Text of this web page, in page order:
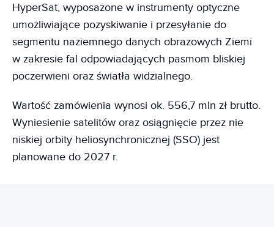
HyperSat, wyposażone w instrumenty optyczne
umożliwiające pozyskiwanie i przesyłanie do
segmentu naziemnego danych obrazowych Ziemi
w zakresie fal odpowiadających pasmom bliskiej
poczerwieni oraz światła widzialnego.
Wartość zamówienia wynosi ok. 556,7 mln zł brutto.
Wyniesienie satelitów oraz osiągnięcie przez nie
niskiej orbity heliosynchronicznej (SSO) jest
planowane do 2027 r.